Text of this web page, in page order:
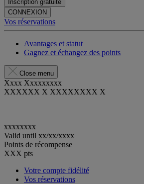
Inscription gratuite
CONNEXION
Vos réservations
Avantages et statut
Gagnez et échangez des points
Close menu
Xxxx Xxxxxxxxx
XXXXXX X XXXXXXXX X
xxxxxxxx
Valid until xx/xx/xxxx
Points de récompense
XXX pts
Votre compte fidélité
Vos réservations